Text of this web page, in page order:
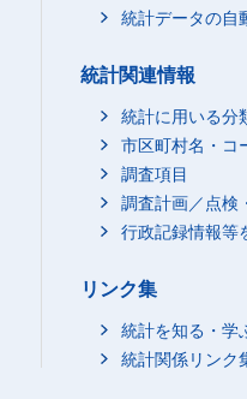
統計データの自
統計関連情報
統計に用いる分
市区町村名・コ
調査項目
調査計画／点検
行政記録情報等
リンク集
統計を知る・学
統計関係リンク